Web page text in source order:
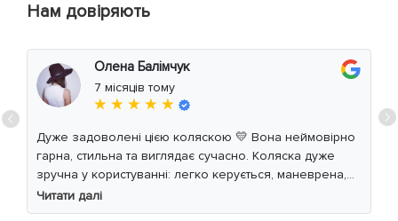
Нам довіряють
Олена Балімчук
7 місяців тому
★ ★ ★ ★ ★
Дуже задоволені цією коляскою 💛 Вона неймовірно
гарна, стильна та виглядає сучасно. Коляска дуже
зручна у користуванні: легко керується, маневрена,
м’який хід навіть по нерівній дорозі. Дитині
комфортно, просторе сидіння та великий капюшон
Читати далі